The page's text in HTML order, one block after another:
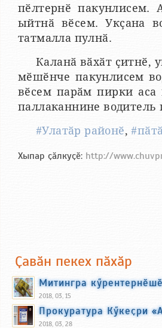
пӗлтернӗ пакунлисем.
ыйтнӑ вӗсем. Укҫана
татмалла пулнӑ.
Каланӑ вӑхӑт ҫитнӗ,
мӗшӗнче пакунлисем
вӗсем парӑм пирки аса
паллаканнине водитель
#Улатӑр районӗ,
Хыпар ҫӑлкуҫӗ: http://
Ҫавӑн пекех пӑхӑр
Митингра
2018, 03, 15
Прокуратура Кӳкеҫри
2018, 03, 28